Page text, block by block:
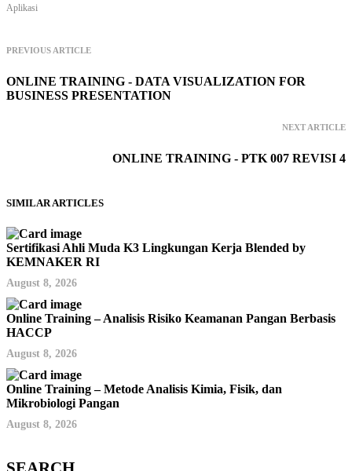
Aplikasi
PREVIOUS ARTICLE
ONLINE TRAINING - DATA VISUALIZATION FOR
BUSINESS PRESENTATION
NEXT ARTICLE
ONLINE TRAINING - PTK 007 REVISI 4
SIMILAR ARTICLES
Sertifikasi Ahli Muda K3 Lingkungan Kerja Blended by
KEMNAKER RI
August 8, 2026
Online Training – Analisis Risiko Keamanan Pangan Berbasis
HACCP
August 8, 2026
Online Training – Metode Analisis Kimia, Fisik, dan
Mikrobiologi Pangan
August 8, 2026